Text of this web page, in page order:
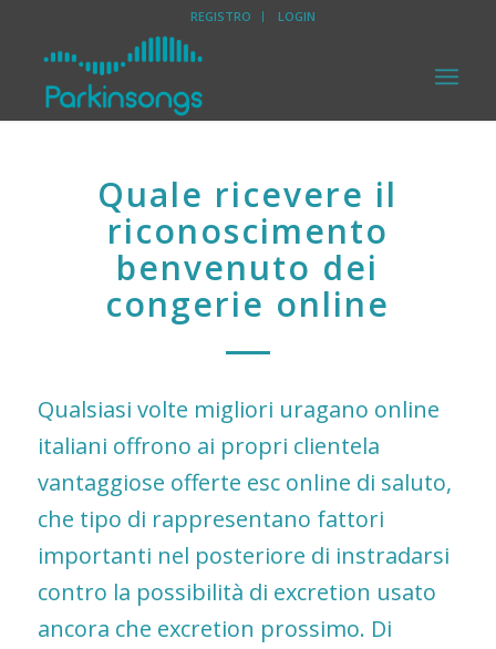
REGISTRO LOGIN
Quale ricevere il
riconoscimento
benvenuto dei
congerie online
Qualsiasi volte migliori uragano online
italiani offrono ai propri clientela
vantaggiose offerte esc online di saluto,
che tipo di rappresentano fattori
importanti nel posteriore di instradarsi
contro la possibilità di excretion usato
ancora che excretion prossimo. Di